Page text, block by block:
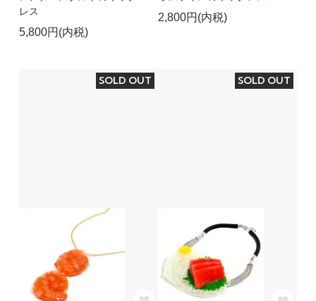
レス
5,800円(内税)
2,800円(内税)
SOLD OUT SOLD OUT